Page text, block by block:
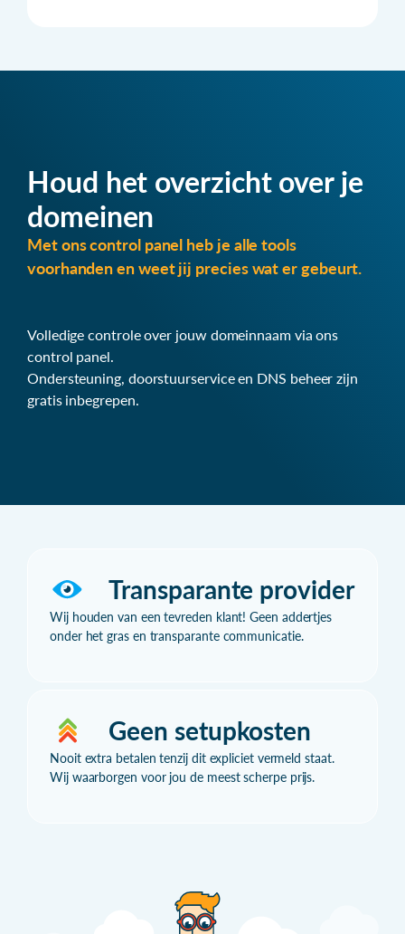
Houd het overzicht over je
domeinen
Met ons control panel heb je alle tools
voorhanden en weet jij precies wat er gebeurt.
Volledige controle over jouw domeinnaam via ons
control panel.
Ondersteuning, doorstuurservice en DNS beheer zijn
gratis inbegrepen.
Transparante provider
Wij houden van een tevreden klant! Geen addertjes
onder het gras en transparante communicatie.
Geen setupkosten
Nooit extra betalen tenzij dit expliciet vermeld staat.
Wij waarborgen voor jou de meest scherpe prijs.